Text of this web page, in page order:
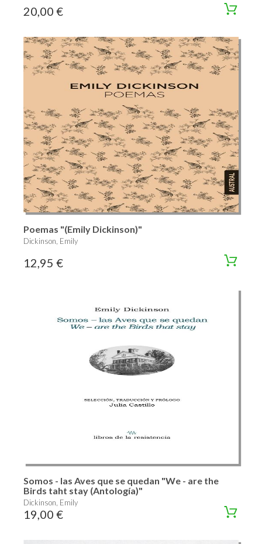
20,00 €
Poemas "(Emily Dickinson)"
Dickinson, Emily
12,95 €
Somos - las Aves que se quedan "We - are the
Birds taht stay (Antología)"
Dickinson, Emily
19,00 €